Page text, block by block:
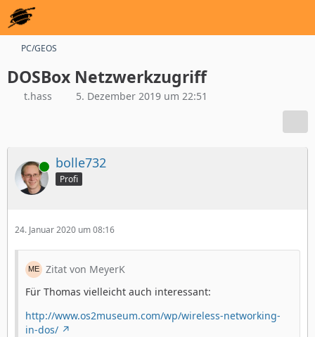
PC/GEOS
DOSBox Netzwerkzugriff
t.hass 5. Dezember 2019 um 22:51
Online bolle732
Profi
24. Januar 2020 um 08:16
Zitat von MeyerK
Für Thomas vielleicht auch interessant:
http://www.os2museum.com/wp/wireless-networking-
in-dos/